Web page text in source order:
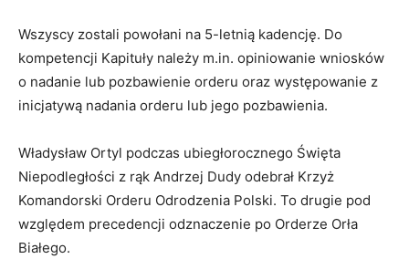
Wszyscy zostali powołani na 5-letnią kadencję. Do
kompetencji Kapituły należy m.in. opiniowanie wniosków
o nadanie lub pozbawienie orderu oraz występowanie z
inicjatywą nadania orderu lub jego pozbawienia.
Władysław Ortyl podczas ubiegłorocznego Święta
Niepodległości z rąk Andrzej Dudy odebrał Krzyż
Komandorski Orderu Odrodzenia Polski. To drugie pod
względem precedencji odznaczenie po Orderze Orła
Białego.